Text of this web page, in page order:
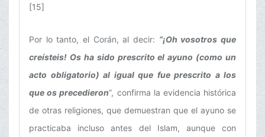
[15]
Por lo tanto, el Corán, al decir: “¡Oh vosotros que
creísteis! Os ha sido prescrito el ayuno (como un
acto obligatorio) al igual que fue prescrito a los
que os precedieron”, confirma la evidencia histórica
de otras religiones, que demuestran que el ayuno se
practicaba incluso antes del Islam, aunque con